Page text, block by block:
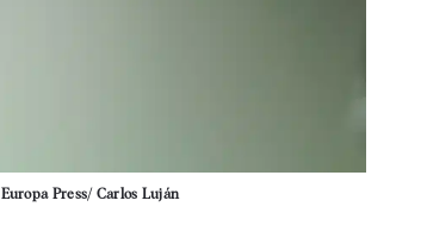
Europa Press/ Carlos Luján